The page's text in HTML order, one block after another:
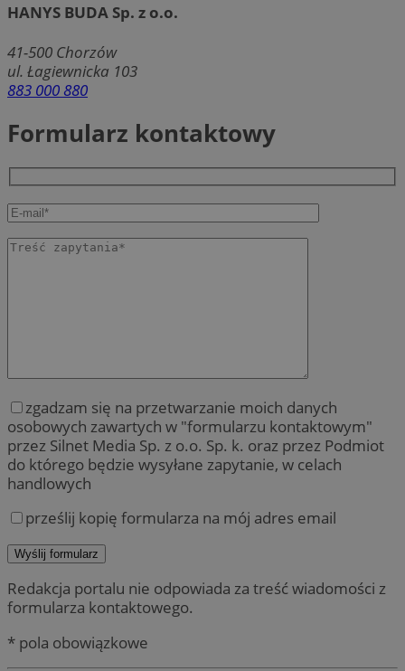
HANYS BUDA Sp. z o.o.
41-500 Chorzów
ul. Łagiewnicka 103
883 000 880
Formularz kontaktowy
zgadzam się na przetwarzanie moich danych
osobowych zawartych w "formularzu kontaktowym"
przez Silnet Media Sp. z o.o. Sp. k. oraz przez Podmiot
do którego będzie wysyłane zapytanie, w celach
handlowych
prześlij kopię formularza na mój adres email
Redakcja portalu nie odpowiada za treść wiadomości z
formularza kontaktowego.
* pola obowiązkowe